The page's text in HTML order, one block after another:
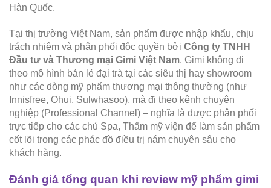
Hàn Quốc.
Tại thị trường Việt Nam, sản phẩm được nhập khẩu, chịu
trách nhiệm và phân phối độc quyền bởi Công ty TNHH
Đầu tư và Thương mại Gimi Việt Nam. Gimi không đi
theo mô hình bán lẻ đại trà tại các siêu thị hay showroom
như các dòng mỹ phẩm thương mại thông thường (như
Innisfree, Ohui, Sulwhasoo), mà đi theo kênh chuyên
nghiệp (Professional Channel) – nghĩa là được phân phối
trực tiếp cho các chủ Spa, Thẩm mỹ viện để làm sản phẩm
cốt lõi trong các phác đồ điều trị nám chuyên sâu cho
khách hàng.
Đánh giá tổng quan khi review mỹ phẩm gimi